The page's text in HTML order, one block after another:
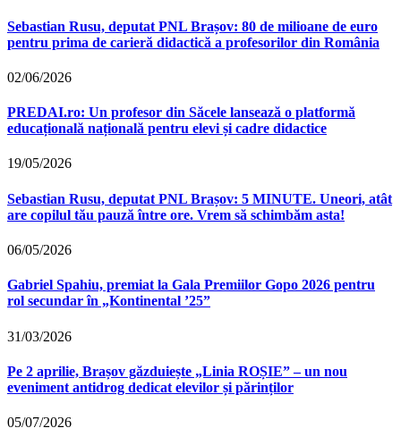
Sebastian Rusu, deputat PNL Brașov: 80 de milioane de euro
pentru prima de carieră didactică a profesorilor din România
02/06/2026
PREDAI.ro: Un profesor din Săcele lansează o platformă
educațională națională pentru elevi și cadre didactice
19/05/2026
Sebastian Rusu, deputat PNL Brașov: 5 MINUTE. Uneori, atât
are copilul tău pauză între ore. Vrem să schimbăm asta!
06/05/2026
Gabriel Spahiu, premiat la Gala Premiilor Gopo 2026 pentru
rol secundar în „Kontinental ’25”
31/03/2026
Pe 2 aprilie, Brașov găzduiește „Linia ROȘIE” – un nou
eveniment antidrog dedicat elevilor și părinților
05/07/2026